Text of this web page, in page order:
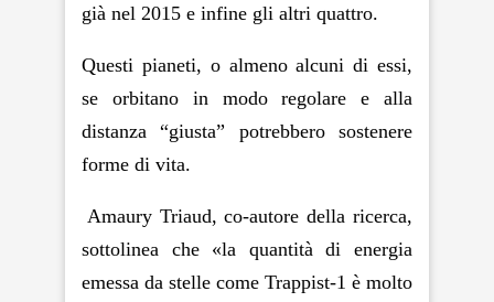
già nel 2015 e infine gli altri quattro.
Questi pianeti, o almeno alcuni di essi,
se orbitano in modo regolare e alla
distanza “giusta” potrebbero sostenere
forme di vita.
Amaury Triaud, co-autore della ricerca,
sottolinea che «la quantità di energia
emessa da stelle come Trappist-1 è molto